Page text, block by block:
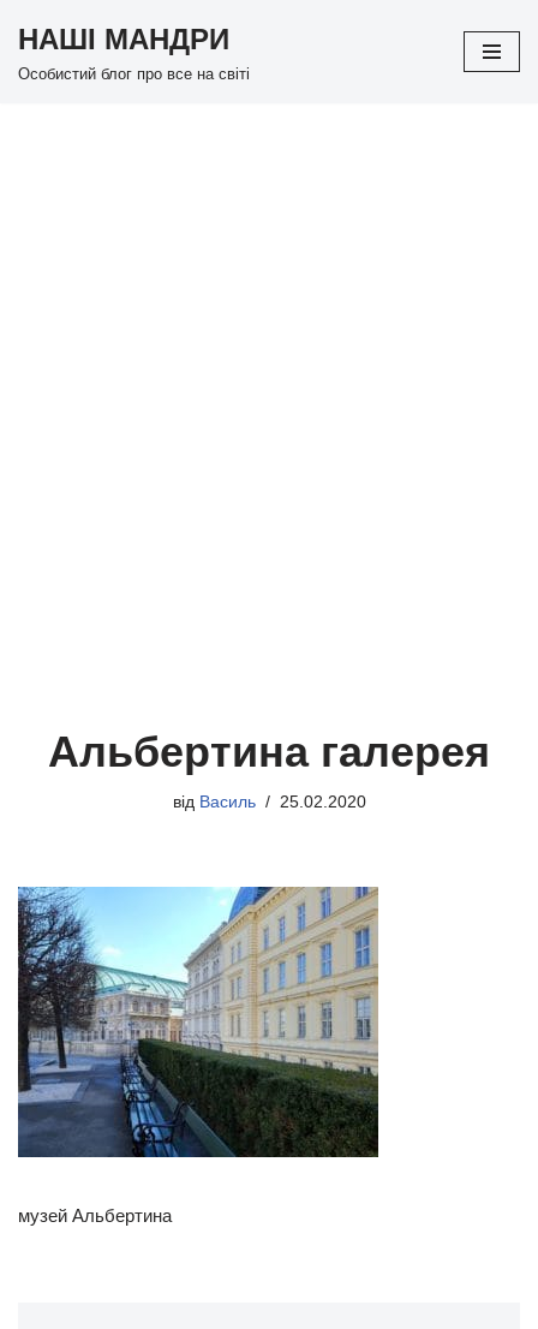
Перейти
НАШІ МАНДРИ
Особистий блог про все на світі
Альбертина галерея
від Василь 25.02.2020
музей Альбертина